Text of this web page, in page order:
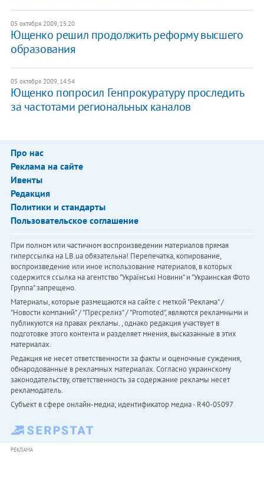
05 октября 2009, 15:20
Ющенко решил продолжить реформу высшего
образования
05 октября 2009, 14:54
Ющенко попросил Генпрокуратуру проследить
за частотами региональных каналов
Про нас
Реклама на сайте
Ивенты
Редакция
Политики и стандарты
Пользовательское соглашение
При полном или частичном воспроизведении материалов прямая
гиперссылка на LB.ua обязательна! Перепечатка, копирование,
воспроизведение или иное использование материалов, в которых
содержится ссылка на агентство "Українськi Новини" и "Украинская Фото
Группа" запрещено.
Материалы, которые размещаются на сайте с меткой "Реклама" /
"Новости компаний" / "Пресрелиз" / "Promoted", являются рекламными и
публикуются на правах рекламы. , однако редакция участвует в
подготовке этого контента и разделяет мнения, высказанные в этих
материалах.
Редакция не несет ответственности за факты и оценочные суждения,
обнародованные в рекламных материалах. Согласно украинскому
законодательству, ответственность за содержание рекламы несет
рекламодатель.
Субъект в сфере онлайн-медиа; идентификатор медиа - R40-05097
РЕКЛАМА